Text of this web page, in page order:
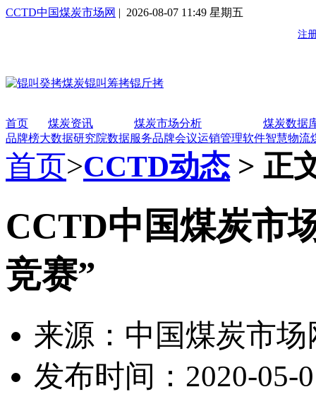
CCTD中国煤炭市场网 | 2026-08-07 11:49 星期五
首页 煤炭资讯 煤炭市场分析
煤炭数据
品牌榜大数据研究院数据服务品牌会议运销管理软件智慧物流
首页>CCTD动态 > 正
CCTD中国煤炭市
竞赛”
来源：中国煤炭市场
发布时间：2020-05-